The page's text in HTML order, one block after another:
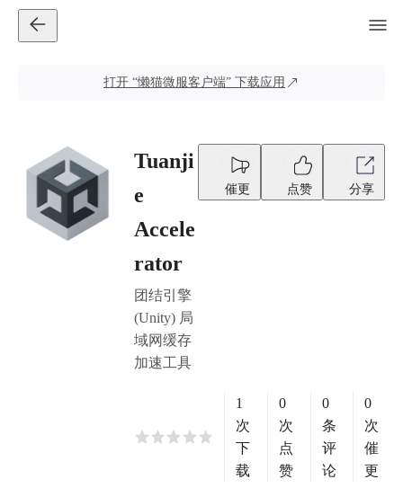
打开 “懒猫微服客户端” 下载应用
Tuanji
e
Accele
rator
团结引擎
(Unity) 局
域网缓存
加速工具
催更 点赞 分享
1
次
下
载
0
次
点
赞
0
条
评
论
0
次
催
更